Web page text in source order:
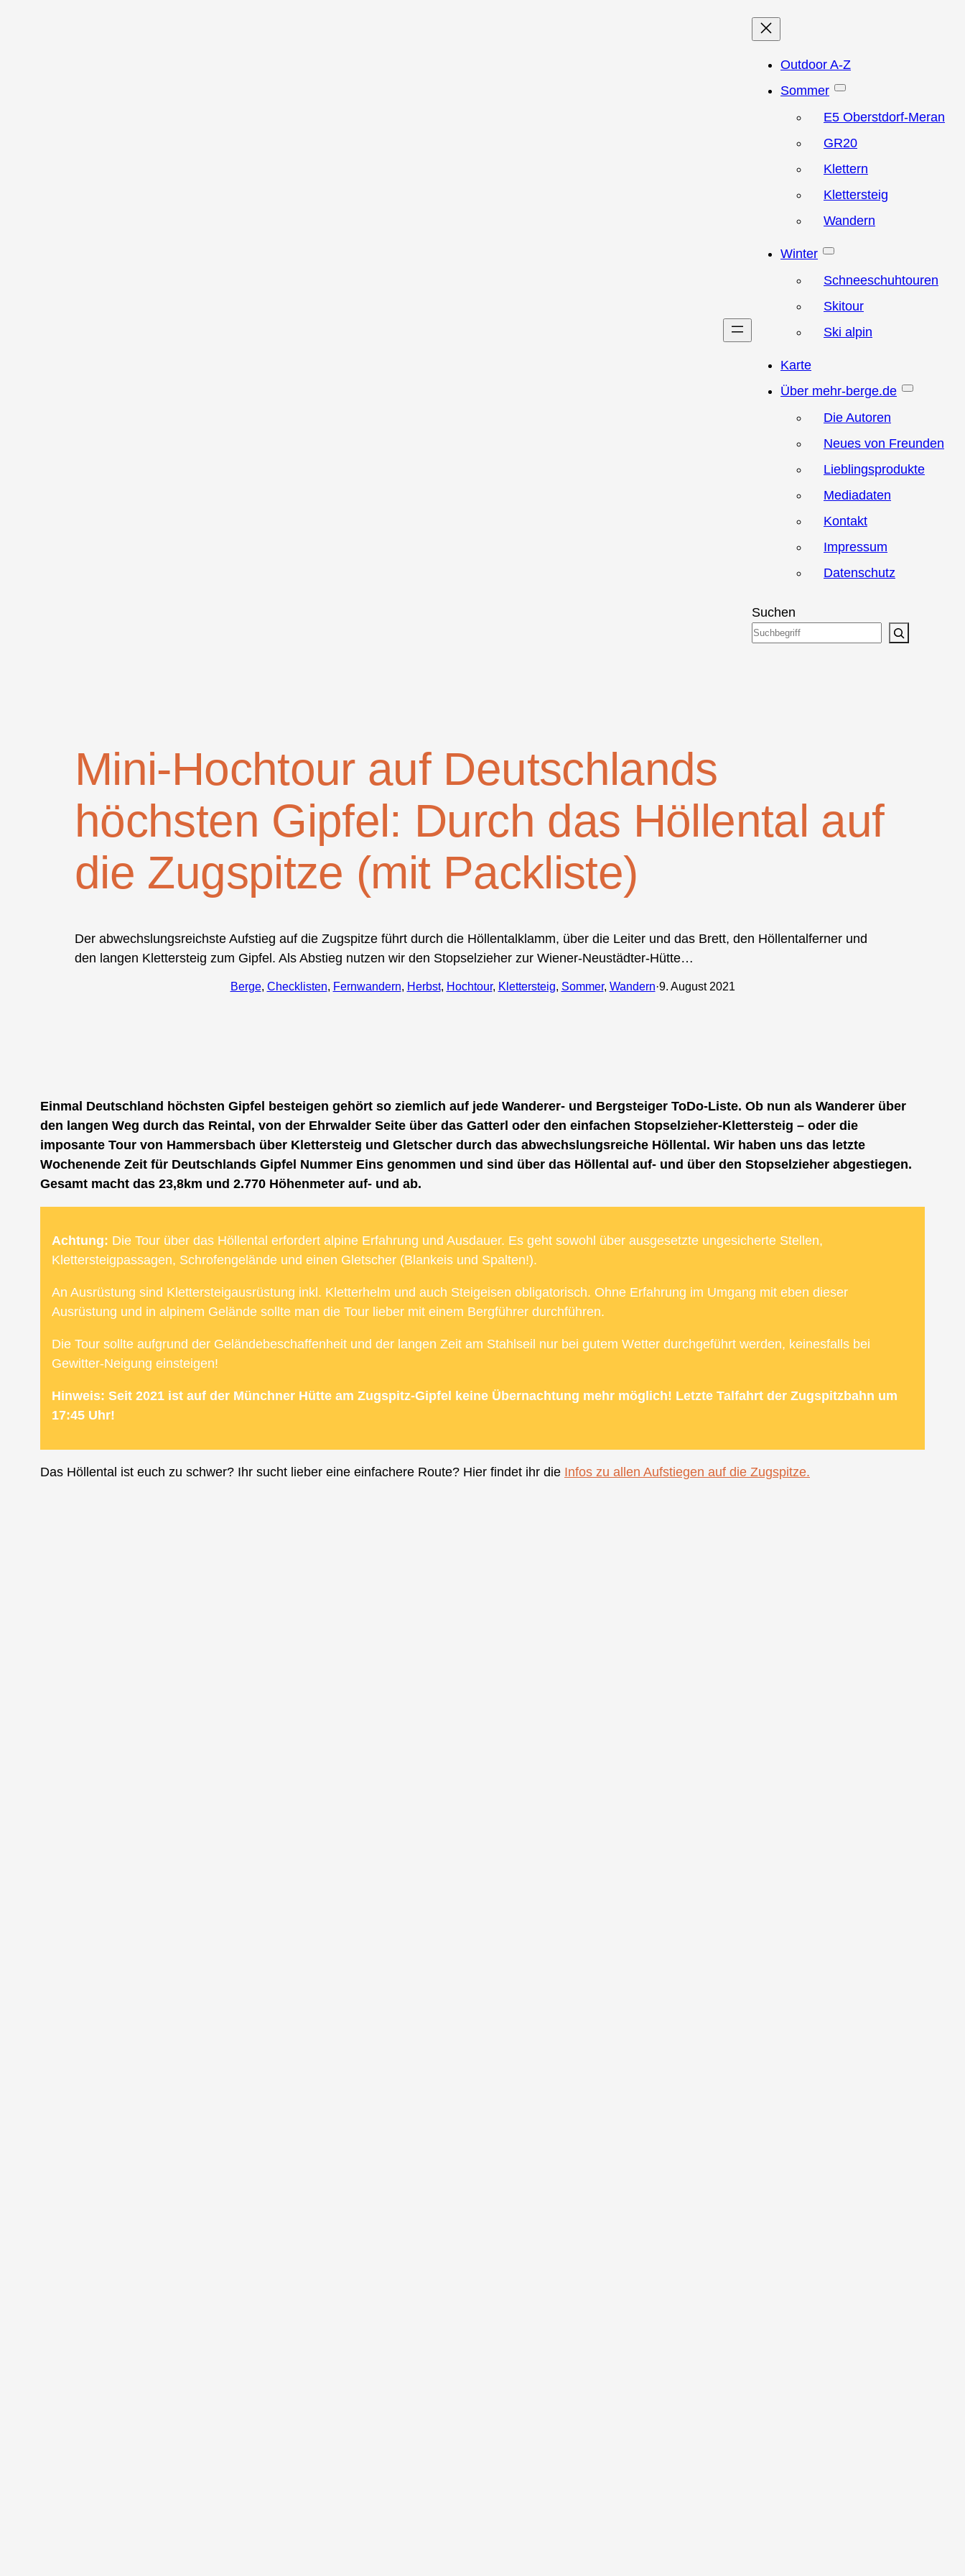
Outdoor A-Z
Sommer
E5 Oberstdorf-Meran
GR20
Klettern
Klettersteig
Wandern
Winter
Schneeschuhtouren
Skitour
Ski alpin
Karte
Über mehr-berge.de
Die Autoren
Neues von Freunden
Lieblingsprodukte
Mediadaten
Kontakt
Impressum
Datenschutz
Suchen
Mini-Hochtour auf Deutschlands
höchsten Gipfel: Durch das Höllental auf
die Zugspitze (mit Packliste)
Der abwechslungsreichste Aufstieg auf die Zugspitze führt durch die Höllentalklamm, über die Leiter und das Brett, den Höllentalferner und
den langen Klettersteig zum Gipfel. Als Abstieg nutzen wir den Stopselzieher zur Wiener-Neustädter-Hütte…
Berge, Checklisten, Fernwandern, Herbst, Hochtour, Klettersteig, Sommer, Wandern·9. August 2021
Einmal Deutschland höchsten Gipfel besteigen gehört so ziemlich auf jede Wanderer- und Bergsteiger ToDo-Liste. Ob nun als Wanderer über
den langen Weg durch das Reintal, von der Ehrwalder Seite über das Gatterl oder den einfachen Stopselzieher-Klettersteig – oder die
imposante Tour von Hammersbach über Klettersteig und Gletscher durch das abwechslungsreiche Höllental. Wir haben uns das letzte
Wochenende Zeit für Deutschlands Gipfel Nummer Eins genommen und sind über das Höllental auf- und über den Stopselzieher abgestiegen.
Gesamt macht das 23,8km und 2.770 Höhenmeter auf- und ab.
Achtung: Die Tour über das Höllental erfordert alpine Erfahrung und Ausdauer. Es geht sowohl über ausgesetzte ungesicherte Stellen,
Klettersteigpassagen, Schrofengelände und einen Gletscher (Blankeis und Spalten!).
An Ausrüstung sind Klettersteigausrüstung inkl. Kletterhelm und auch Steigeisen obligatorisch. Ohne Erfahrung im Umgang mit eben dieser
Ausrüstung und in alpinem Gelände sollte man die Tour lieber mit einem Bergführer durchführen.
Die Tour sollte aufgrund der Geländebeschaffenheit und der langen Zeit am Stahlseil nur bei gutem Wetter durchgeführt werden, keinesfalls bei
Gewitter-Neigung einsteigen!
Hinweis: Seit 2021 ist auf der Münchner Hütte am Zugspitz-Gipfel keine Übernachtung mehr möglich! Letzte Talfahrt der Zugspitzbahn um
17:45 Uhr!
Das Höllental ist euch zu schwer? Ihr sucht lieber eine einfachere Route? Hier findet ihr die Infos zu allen Aufstiegen auf die Zugspitze.